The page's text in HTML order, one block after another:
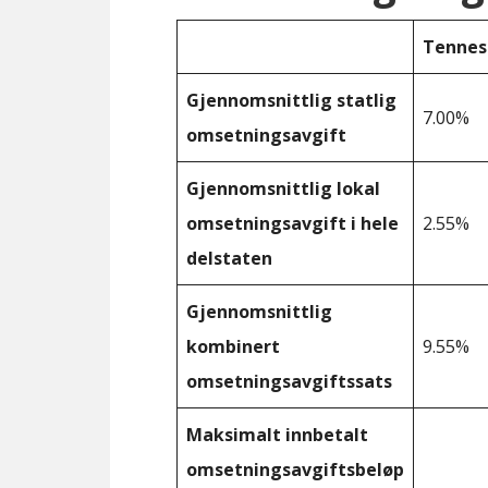
Gjennomsnittlig statlig
omsetningsavgift
7.00%
Gjennomsnittlig lokal
omsetningsavgift i hele
delstaten
2.55%
Gjennomsnittlig
kombinert
omsetningsavgiftssats
9.55%
Maksimalt innbetalt
omsetningsavgiftsbeløp